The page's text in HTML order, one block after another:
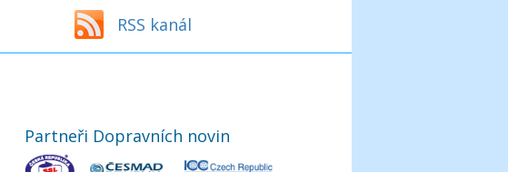
RSS kanál
Partneři Dopravních novin